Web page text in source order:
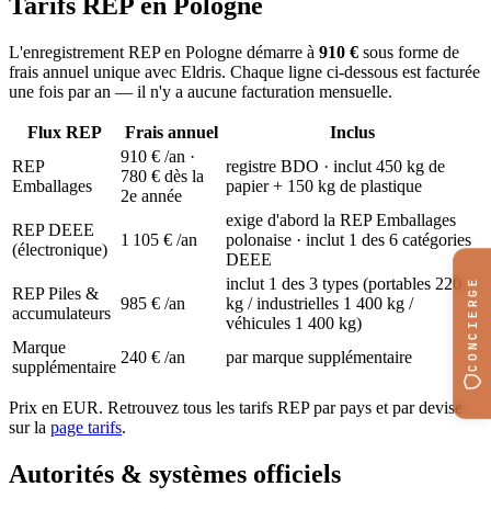
L'enregistrement REP en Pologne démarre à 910 € sous forme de
frais annuel unique avec Eldris. Chaque ligne ci-dessous est facturée
une fois par an — il n'y a aucune facturation mensuelle.
Flux REP Frais annuel
Inclus
REP
Emballages
910 € /an ·
780 € dès la
2e année
registre BDO · inclut 450 kg de
papier + 150 kg de plastique
REP DEEE
(électronique)
1 105 € /an
exige d'abord la REP Emballages
polonaise · inclut 1 des 6 catégories
DEEE
REP Piles &
accumulateurs
985 € /an
inclut 1 des 3 types (portables 220
kg / industrielles 1 400 kg /
véhicules 1 400 kg)
Marque
supplémentaire
240 € /an par marque supplémentaire
Prix en EUR. Retrouvez tous les tarifs REP par pays et par devise
sur la page tarifs.
Autorités & systèmes officiels
CONCIERGE